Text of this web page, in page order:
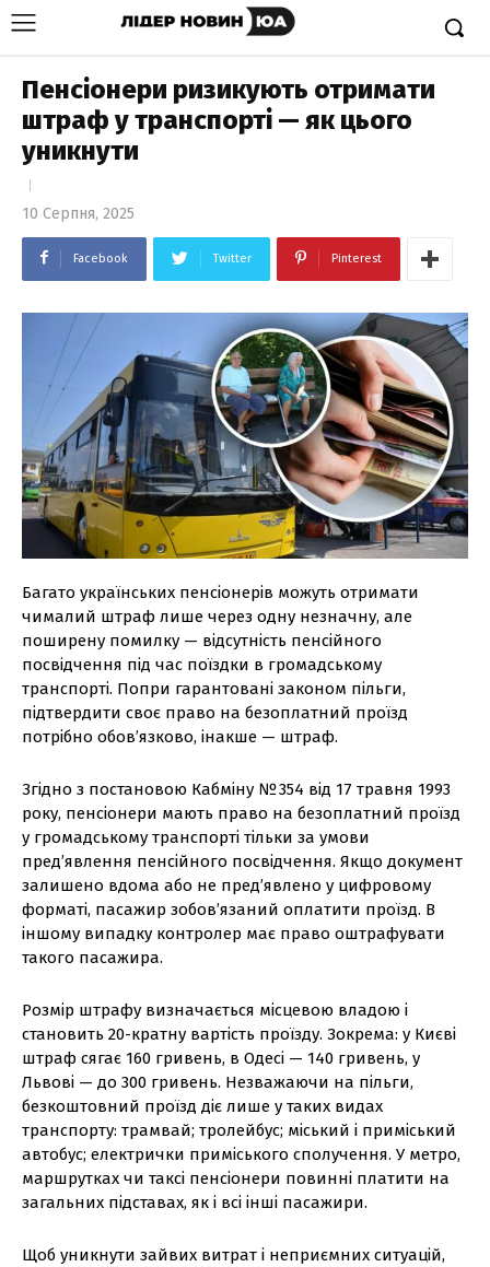
Пенсіонери ризикують отримати
штраф у транспорті — як цього
уникнути
10 Серпня, 2025
Facebook Twitter Pinterest
Багато українських пенсіонерів можуть отримати
чималий штраф лише через одну незначну, але
поширену помилку — відсутність пенсійного
посвідчення під час поїздки в громадському
транспорті. Попри гарантовані законом пільги,
підтвердити своє право на безоплатний проїзд
потрібно обов’язково, інакше — штраф.
Згідно з постановою Кабміну № 354 від 17 травня 1993
року, пенсіонери мають право на безоплатний проїзд
у громадському транспорті тільки за умови
пред’явлення пенсійного посвідчення. Якщо документ
залишено вдома або не пред’явлено у цифровому
форматі, пасажир зобов’язаний оплатити проїзд. В
іншому випадку контролер має право оштрафувати
такого пасажира.
Розмір штрафу визначається місцевою владою і
становить 20-кратну вартість проїзду. Зокрема: у Києві
штраф сягає 160 гривень, в Одесі — 140 гривень, у
Львові — до 300 гривень. Незважаючи на пільги,
безкоштовний проїзд діє лише у таких видах
транспорту: трамвай; тролейбус; міський і приміський
автобус; електрички приміського сполучення. У метро,
маршрутках чи таксі пенсіонери повинні платити на
загальних підставах, як і всі інші пасажири.
Щоб уникнути зайвих витрат і неприємних ситуацій,